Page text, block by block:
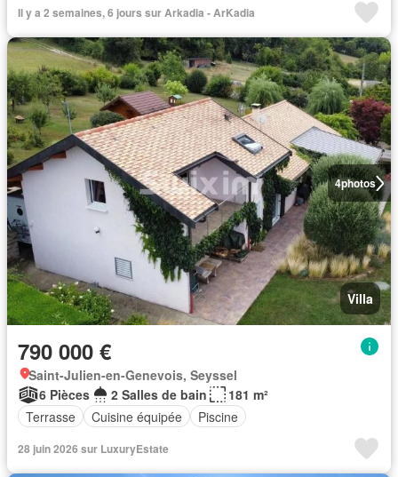
Il y a 2 semaines, 6 jours sur Arkadia - ArKadia
4photos
Villa
790 000 €
Saint-Julien-en-Genevois, Seyssel
6 Pièces
2 Salles de bain
181 m²
Terrasse
Cuisine équipée Piscine
28 juin 2026 sur LuxuryEstate